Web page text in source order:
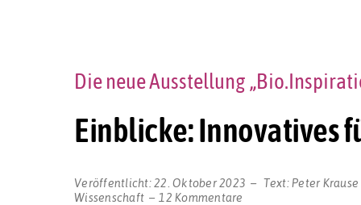
Einblicke: Innovatives
Die neue Ausstellung
Veröffentlicht: 22. Oktober 2023 Text: Peter Krause
Wissenschaft
12 Kommentare